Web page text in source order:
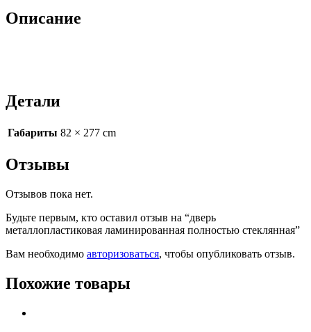
Описание
Детали
Габариты 82 × 277 cm
Отзывы
Отзывов пока нет.
Будьте первым, кто оставил отзыв на “дверь
металлопластиковая ламинированная полностью стеклянная”
Вам необходимо авторизоваться, чтобы опубликовать отзыв.
Похожие товары